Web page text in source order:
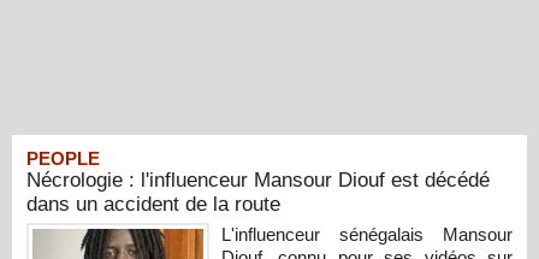
PEOPLE
Nécrologie : l'influenceur Mansour Diouf est décédé
dans un accident de la route
L'influenceur sénégalais Mansour